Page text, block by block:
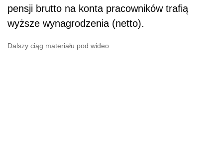
pensji brutto na konta pracowników trafią
wyższe wynagrodzenia (netto).
Dalszy ciąg materiału pod wideo